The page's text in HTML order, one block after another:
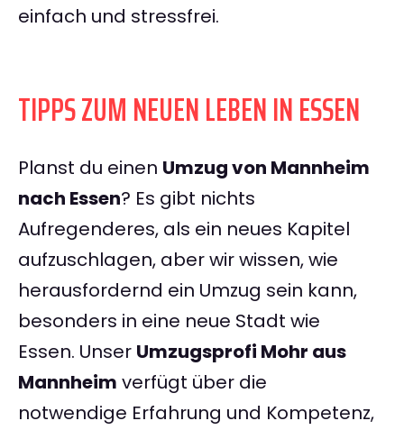
einfach und stressfrei.
TIPPS ZUM NEUEN LEBEN IN ESSEN
Planst du einen Umzug von Mannheim
nach Essen? Es gibt nichts
Aufregenderes, als ein neues Kapitel
aufzuschlagen, aber wir wissen, wie
herausfordernd ein Umzug sein kann,
besonders in eine neue Stadt wie
Essen. Unser Umzugsprofi Mohr aus
Mannheim verfügt über die
notwendige Erfahrung und Kompetenz,